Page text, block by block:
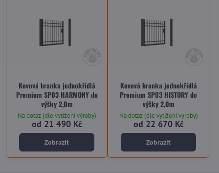
Kovová branka jednokřídlá
Premium SP03 HARMONY do
výšky 2,0m
Na dotaz (dle vytížení výroby)
od 21 490 Kč
Zobrazit
Kovová branka jednokřídlá
Premium SP03 HISTORY do
výšky 2,0m
Na dotaz (dle vytížení výroby)
od 22 670 Kč
Zobrazit